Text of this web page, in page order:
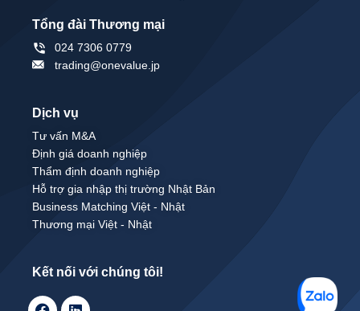
Tổng đài Thương mại
024 7306 0779
trading@onevalue.jp
Dịch vụ
Tư vấn M&A
Định giá doanh nghiệp
Thẩm định doanh nghiệp
Hỗ trợ gia nhập thị trường Nhật Bản
Business Matching Việt - Nhật
Thương mại Việt - Nhật
Kết nối với chúng tôi!